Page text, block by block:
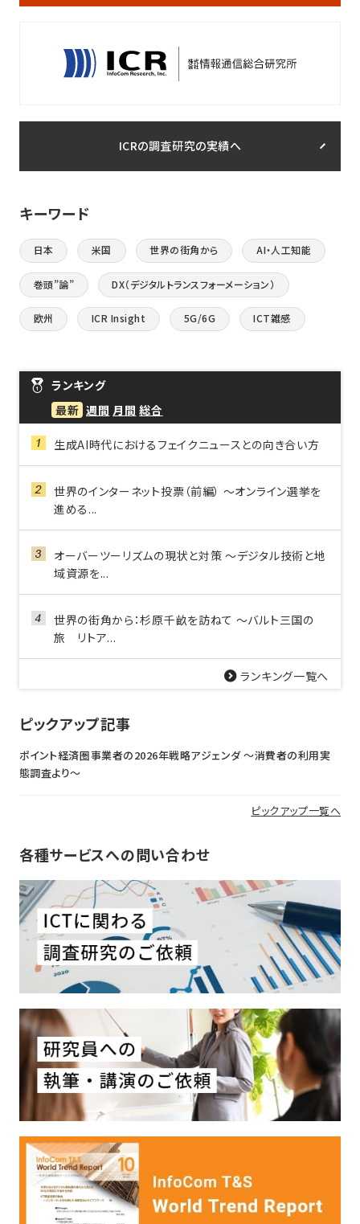
ICRの調査研究の実績へ
キーワード
日本 米国 世界の街角から AI・人工知能
巻頭”論” DX（デジタルトランスフォーメーション）
欧州 ICR Insight 5G/6G ICT雑感
ランキング
最新 週間 月間 総合
生成AI時代におけるフェイクニュースとの向き合い方
世界のインターネット投票（前編） ～オンライン選挙を
進める...
オーバーツーリズムの現状と対策 〜デジタル技術と地
域資源を...
世界の街角から：杉原千畝を訪ねて ～バルト三国の
旅 リトア...
ランキング一覧へ
ピックアップ記事
ポイント経済圏事業者の2026年戦略アジェンダ 〜消費者の利用実
態調査より〜
ピックアップ一覧へ
各種サービスへの問い合わせ